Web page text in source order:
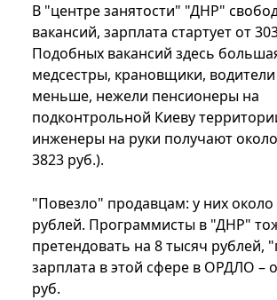
В "центре занятости" "ДНР"
вакансий, зарплата стартует от
Подобных вакансий здесь
медсестры, крановщики,
меньше, нежели пенсионеры на
подконтрольной Киеву
инженеры на руки получают
3823 руб.).
"Повезло" продавцам: у них около
рублей. Программисты в "ДНР"
претендовать на 8 тысяч рублей,
зарплата в этой сфере в ОРДЛО –
руб.